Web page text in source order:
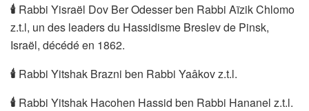
🕯 Rabbi Yisraël Dov Ber Odesser ben Rabbi Aïzik Chlomo
z.t.l, un des leaders du Hassidisme Breslev de Pinsk,
Israël, décédé en 1862.
🕯 Rabbi Yitshak Brazni ben Rabbi Yaâkov z.t.l.
🕯 Rabbi Yitshak Hacohen Hassid ben Rabbi Hananel z.t.l.